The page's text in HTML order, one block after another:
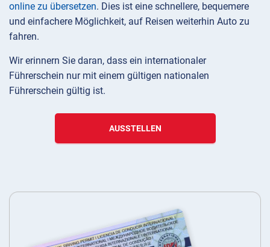
online zu übersetzen. Dies ist eine schnellere, bequemere
und einfachere Möglichkeit, auf Reisen weiterhin Auto zu
fahren.
Wir erinnern Sie daran, dass ein internationaler
Führerschein nur mit einem gültigen nationalen
Führerschein gültig ist.
AUSSTELLEN